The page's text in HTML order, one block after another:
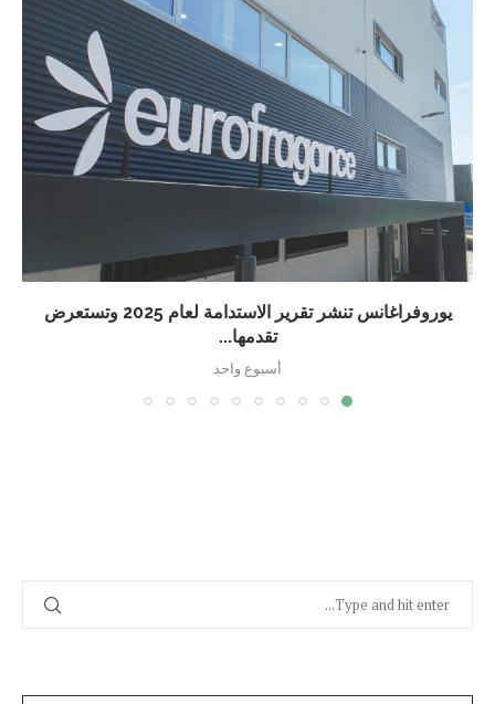
يوروفراغانس تنشر تقرير الاستدامة لعام 2025 وتستعرض
تقدمها...
أسبوع واحد